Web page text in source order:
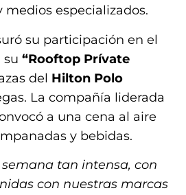
medios especializados.
su participación en el
su “Rooftop Prívate
del Hilton Polo
La compañía liderada
a una cena al aire
y bebidas.
semana tan intensa, con
con nuestras marcas